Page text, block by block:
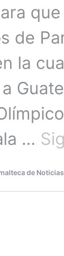
de
la
…
de Noticias